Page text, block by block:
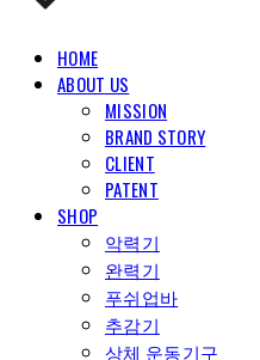
HOME
ABOUT US
MISSION
BRAND STORY
CLIENT
PATENT
SHOP
악력기
완력기
푸쉬업바
추감기
상체 운동기구